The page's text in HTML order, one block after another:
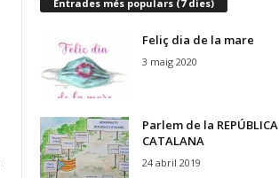
Entrades més populars (7 dies)
Feliç dia de la mare
3 maig 2020
Parlem de la REPÚBLICA
CATALANA
24 abril 2019